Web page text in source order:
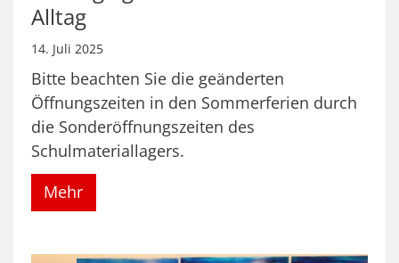
Alltag
14. Juli 2025
Bitte beachten Sie die geänderten
Öffnungszeiten in den Sommerferien durch
die Sonderöffnungszeiten des
Schulmateriallagers.
Mehr